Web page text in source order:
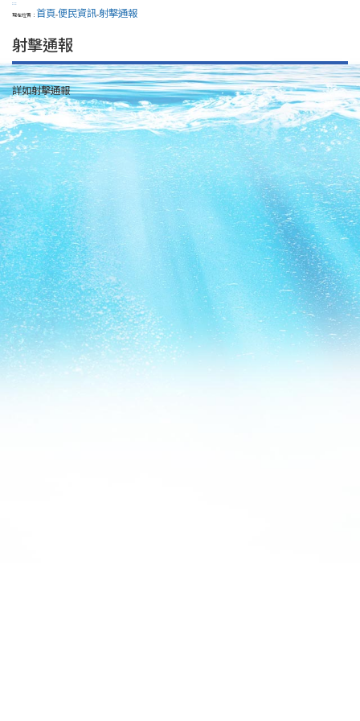
:::
現在位置： 首頁>便民資訊>射擊通報
射擊通報
詳如射擊通報